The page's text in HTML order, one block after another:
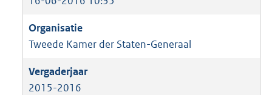
Tweede Kamer der Staten-Generaal
2015-2016